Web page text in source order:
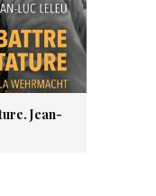
Jean-